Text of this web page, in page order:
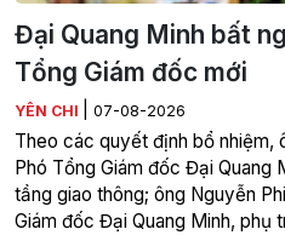
Đại Quang Minh bất
Tổng Giám đốc mới
YÊN CHI 07-08-2026
Theo các quyết định bổ nhiệm,
Phó Tổng Giám đốc Đại Quang
tầng giao thông; ông Nguyễn
Giám đốc Đại Quang Minh, phụ